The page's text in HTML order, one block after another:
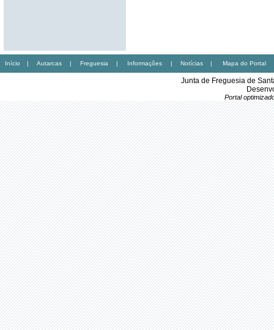
Início | Autarcas | Freguesia | Informações | Notícias | Mapa do Portal
Junta de Freguesia de
Portal